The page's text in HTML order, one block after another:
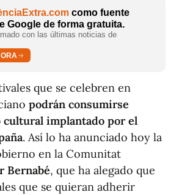
como fuente
Google de forma gratuita.
con las últimas noticias de
que se celebren en
podrán consumirse
cultural implantado por el
. Así lo ha anunciado hoy la
en la Comunitat
Bernabé, que ha alegado que
que se quieran adherir